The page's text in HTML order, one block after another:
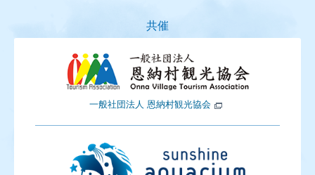
共催
一般社団法人 恩納村観光協会